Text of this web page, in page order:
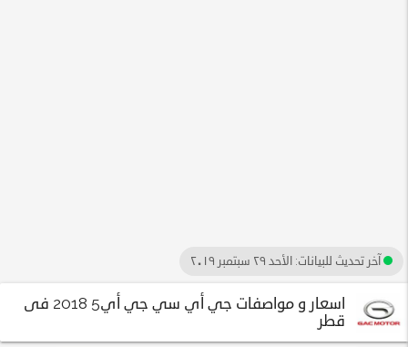
آخر تحديث للبيانات: الأحد ٢٩ سبتمبر ٢٠١٩
اسعار و مواصفات جي أي سي جي أي5 2018 فى
قطر